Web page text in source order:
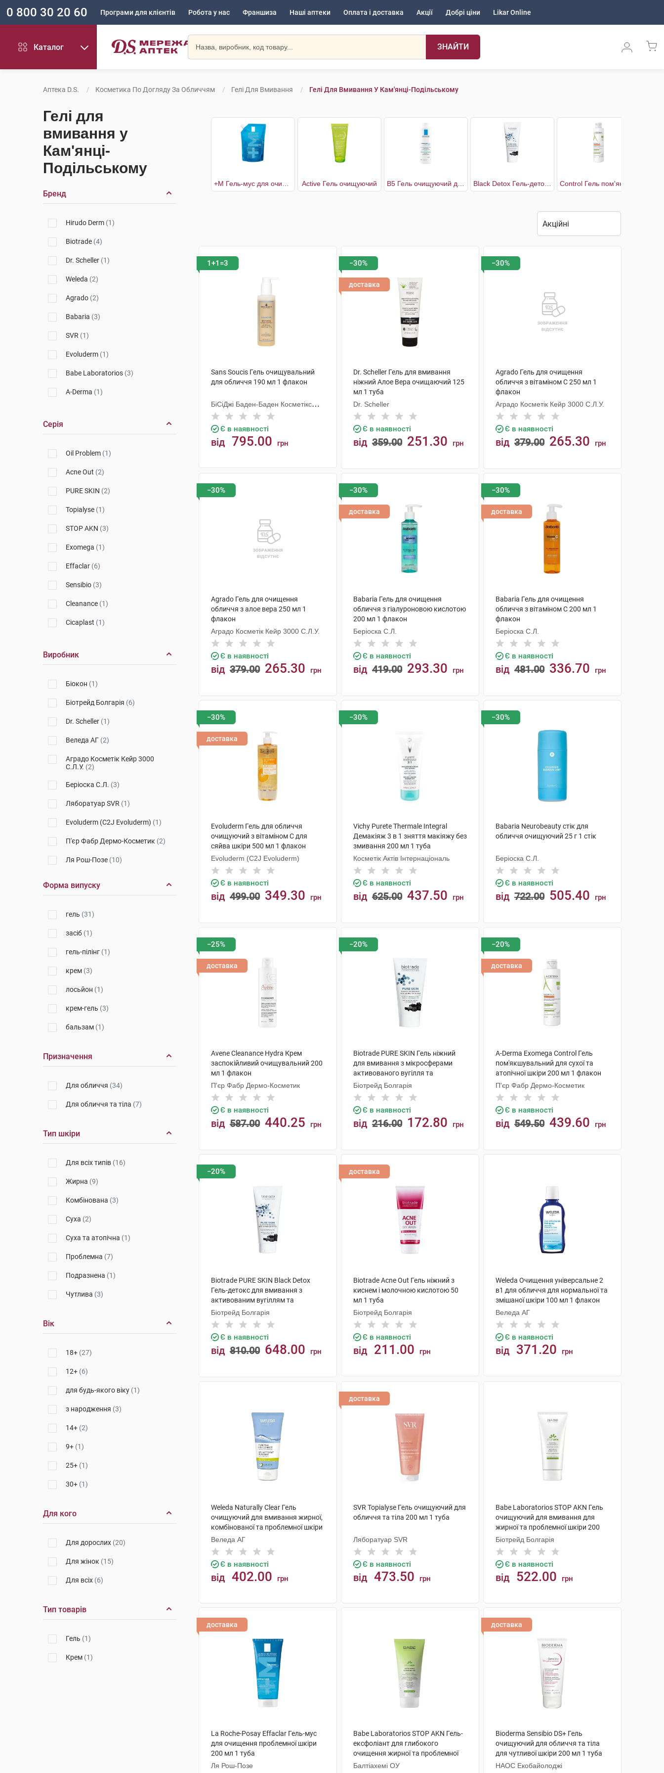
0 800 30 20 60 Програми для клієнтів Робота у нас Франшиза Наші аптеки Оплата і доставка Акції Добрі ціни Likar Online
Каталог ЗНАЙТИ
Аптека D.S. Косметика По Догляду За Обличчям Гелі Для Вмивання Гелі Для Вмивання У Кам'янці-Подільському
Гелі для
вмивання у
Кам'янці-
Подільському
Бренд
Hirudo Derm (1)
Biotrade (4)
Dr. Scheller (1)
Weleda (2)
Agrado (2)
Babaria (3)
SVR (1)
Evoluderm (1)
Babe Laboratorios (3)
A-Derma (1)
Серія
Oil Problem (1)
Acne Out (2)
PURE SKIN (2)
Topialyse (1)
STOP AKN (3)
Exomega (1)
Effaclar (6)
Sensibio (3)
Cleanance (1)
Cicaplast (1)
Hyseac
Виробник
Біокон (1)
Біотрейд Болгарія (6)
Dr. Scheller (1)
Веледа АГ (2)
Аградо Косметік Кейр 3000
С.Л.У. (2)
Беріоска С.Л. (3)
Ляборатуар SVR (1)
Evoluderm (C2J Evoluderm) (1)
П'єр Фабр Дермо-Косметик (2)
Ля Рош-Позе (10)
НАОС Екобайолоджі(3)
Косметік Актів Інтернаціональ
Груп Гмбх(2)
Апівіта С.А.(1)
Мартідерм Ес Ел
Форма випуску
гель (31)
засіб (1)
гель-пілінг (1)
крем (3)
лосьйон (1)
крем-гель (3)
бальзам (1)
Призначення
Для обличчя (34)
Для обличчя та тіла (7)
Тип шкіри
Для всіх типів (16)
Жирна (9)
Комбінована (3)
Суха (2)
Суха та атопічна (1)
Проблемна (7)
Подразнена (1)
Чутлива (3)
Вік
18+ (27)
12+ (6)
для будь-якого віку (1)
з народження (3)
14+ (2)
9+ (1)
25+ (1)
30+ (1)
Для кого
Для дорослих (20)
Для жінок (15)
Для всіх (6)
Тип товарів
Гель (1)
Крем (1)
Active Гель очищуючий
1+1=3
Sans Soucis Гель очищувальний
для обличчя 190 мл 1 флакон
БіСіДжі Баден-Баден Косметікс
Груп Гмбх
Є в наявності
від 795.00 грн
−30%
доставка
Dr. Scheller Гель для вмивання
ніжний Алое Вера очищаючий 125
мл 1 туба
Dr. Scheller
Є в наявності
від 359.00 251.30 грн
−30%
Agrado Гель для очищення
обличчя з вітаміном С 250 мл 1
флакон
Аградо Косметік Кейр 3000 С.Л.У.
Є в наявності
від 379.00 265.30 грн
−30%
Agrado Гель для очищення
обличчя з алое вера 250 мл 1
флакон
Аградо Косметік Кейр 3000 С.Л.У.
Є в наявності
від 379.00 265.30 грн
−30%
доставка
Babaria Гель для очищення
обличчя з гіалуроновою кислотою
200 мл 1 флакон
Беріоска С.Л.
Є в наявності
від 419.00 293.30 грн
−30%
доставка
Babaria Гель для очищення
обличчя з вітаміном С 200 мл 1
флакон
Беріоска С.Л.
Є в наявності
від 481.00 336.70 грн
−30%
доставка
Evoluderm Гель для обличчя
очищуючий з вітаміном C для
сяйва шкіри 500 мл 1 флакон
Evoluderm (C2J Evoluderm)
Є в наявності
від 499.00 349.30 грн
−30%
Vichy Purete Thermale Integral
Демакіяж 3 в 1 зняття макіяжу без
змивання 200 мл 1 туба
Косметік Актів Інтернаціональ
Є в наявності
від 625.00 437.50 грн
−30%
Babaria Neurobeauty стік для
обличчя очищуючий 25 г 1 стік
Беріоска С.Л.
Є в наявності
від 722.00 505.40 грн
−25%
доставка
Avene Cleanance Hydra Крем
заспокійливий очищувальний 200
мл 1 флакон
П'єр Фабр Дермо-Косметик
Є в наявності
від 587.00 440.25 грн
−20%
Biotrade PURE SKIN Гель ніжний
для вмивання з мікросферами
активованого вугілля та
молочною кислотою 50 мл 1 туба
Біотрейд Болгарія
Є в наявності
від 216.00 172.80 грн
−20%
доставка
A-Derma Exomega Control Гель
пом'якшувальний для сухої та
атопічної шкіри 200 мл 1 флакон
П'єр Фабр Дермо-Косметик
Є в наявності
від 549.50 439.60 грн
−20%
Biotrade PURE SKIN Black Detox
Гель-детокс для вмивання з
активованим вугіллям та
молочною кислотою 200 мл 1 туба
Біотрейд Болгарія
Є в наявності
від 810.00 648.00 грн
доставка
Biotrade Acne Out Гель ніжний з
киснем і молочною кислотою 50
мл 1 туба
Біотрейд Болгарія
Є в наявності
від 211.00 грн
Weleda Очищення універсальне 2
в1 для обличчя для нормальної та
змішаної шкіри 100 мл 1 флакон
Веледа АГ
Є в наявності
від 371.20 грн
Weleda Naturally Clear Гель
очищуючий для вмивання жирної,
комбінованої та проблемної шкіри
100 мл 1 туба
Веледа АГ
Є в наявності
від 402.00 грн
доставка
SVR Topialyse Гель очищуючий для
обличчя та тіла 200 мл 1 туба
Ляборатуар SVR
Є в наявності
від 473.50 грн
Babe Laboratorios STOP AKN Гель
очищуючий для вмивання для
жирної та проблемної шкіри 200
мл 1 туба
Біотрейд Болгарія
Є в наявності
від 522.00 грн
доставка
La Roche-Posay Effaclar Гель-мус
для очищення проблемної шкіри
200 мл 1 туба
Ля Рош-Позе
Babe Laboratorios STOP AKN Гель-
ексфоліант для глибокого
очищення жирної та проблемної
шкіри 200 мл 1 туба
Балтіахемі ОУ
доставка
Bioderma Sensibio DS+ Гель
очищуючий для обличчя та тіла
для чутливої шкіри 200 мл 1 туба
НАОС Екобайолоджі